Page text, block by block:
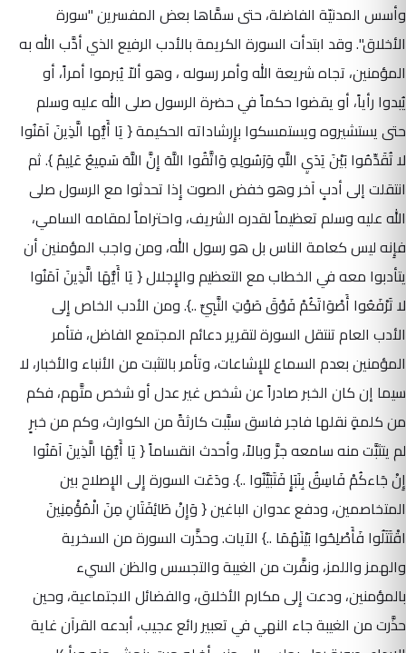
وأسس المدنيّة الفاضلة، حتى سمَّاها بعض المفسرين "سورة
الأخلاق". وقد ابتدأت السورة الكريمة بالأدب الرفيع الذي أدَّب الله به
المؤمنين، تجاه شريعة الله وأمر رسوله ، وهو ألاّ يُبرموا أمراً، أو
يُبدوا رأياً، أو يقضوا حكماً في حضرة الرسول صلى الله عليه وسلم
حتى يستشيروه ويستمسكوا بإِرشاداته الحكيمة { يَا أَيُّها الَّذِينَ آمَنُوا
لا تُقَدِّمُوا بَيْنَ يَدَيِ اللَّهِ وَرَسُولِهِ وَاتَّقُوا اللَّهَ إِنَّ اللَّهَ سَمِيعٌ عَلِيمٌ }. ثم
انتقلت إلى أدبٍ آخر وهو خفض الصوت إِذا تحدثوا مع الرسول صلى
الله عليه وسلم تعظيماً لقدره الشريف، واحتراماً لمقامه السامي،
فإِنه ليس كعامة الناس بل هو رسول الله، ومن واجب المؤمنين أن
يتأدبوا معه في الخطاب مع التعظيم والإِجلال { يَا أَيُّهَا الَّذِينَ آمَنُوا
لا تَرْفَعُوا أَصْوَاتَكُمْ فَوْقَ صَوْتِ النَّبِيِّ ..}. ومن الأدب الخاص إِلى
الأدب العام تنتقل السورة لتقرير دعائم المجتمع الفاضل، فتأمر
المؤمنين بعدم السماع للإِشاعات، وتأمر بالتثبت من الأنباء والأخبار، لا
سيما إن كان الخبر صادراً عن شخص غير عدل أو شخص متَّهم، فكم
من كلمةٍ نقلها فاجر فاسق سبَّبت كارثةً من الكوارث، وكم من خبرٍ
لم يتثبَّت منه سامعه جرَّ وبالاً، وأحدث انقساماً { يَا أَيُّهَا الَّذِينَ آمَنُوا
إِنْ جَاءكُمْ فَاسِقٌ بِنَبَإٍ فَتَبَيَّنُوا ..}. ودَعَت السورة إِلى الإِصلاح بين
المتخاصمين، ودفع عدوان الباغين { وَإِنْ طَائِفَتَانِ مِنَ الْمُؤْمِنِينَ
اقْتَتَلُوا فَأَصْلِحُوا بَيْنَهُمَا ..} الآيات. وحذَّرت السورة من السخرية
والهمز واللمز، ونفَّرت من الغيبة والتجسس والظن السيء
بالمؤمنين، ودعت إِلى مكارم الأخلاق، والفضائل الاجتماعية، وحين
حذَّرت من الغيبة جاء النهي في تعبير رائع عجيب، أبدعه القرآن غاية